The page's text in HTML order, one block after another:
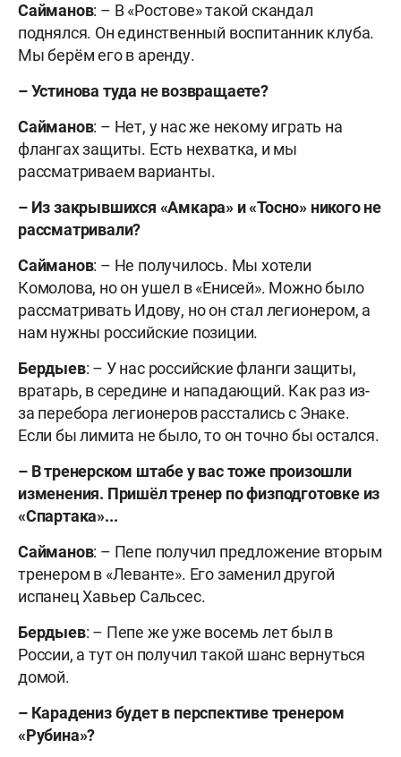
Сайманов: – В «Ростове» такой скандал
поднялся. Он единственный воспитанник клуба.
Мы берём его в аренду.
–Устинова туда не возвращаете?
Сайманов: – Нет, у нас же некому играть на
флангах защиты. Есть нехватка, и мы
рассматриваем варианты.
– Из закрывшихся «Амкара» и «Тосно» никого не
рассматривали?
Сайманов: – Не получилось. Мы хотели
Комолова, но он ушел в «Енисей». Можно было
рассматривать Идову, но он стал легионером, а
нам нужны российские позиции.
Бердыев: – У нас российские фланги защиты,
вратарь, в середине и нападающий. Как раз из-
за перебора легионеров расстались с Энаке.
Если бы лимита не было, то он точно бы остался.
– В тренерском штабе у вас тоже произошли
изменения. Пришёл тренер по физподготовке из
«Спартака»...
Сайманов: – Пепе получил предложение вторым
тренером в «Леванте». Его заменил другой
испанец Хавьер Сальсес.
Бердыев: – Пепе же уже восемь лет был в
России, а тут он получил такой шанс вернуться
домой.
– Карадениз будет в перспективе тренером
«Рубина»?